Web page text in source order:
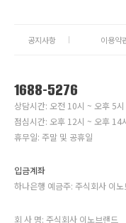
공지사항 이용약
1688-5276
상담시간: 오전 10시 ~ 오후 5시
점심시간: 오후 12시 ~ 오후 14
휴무일: 주말 및 공휴일
입금계좌
하나은행 예금주: 주식회사 이
회 사 명: 주식회사 이노브랜드